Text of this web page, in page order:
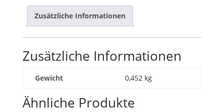
Zusätzliche Informationen
Zusätzliche Informationen
Gewicht 0,452 kg
Ähnliche Produkte